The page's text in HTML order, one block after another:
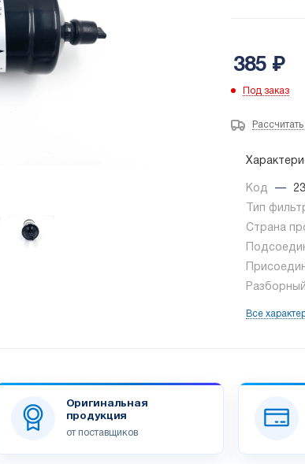
385 ₽
Под заказ
Код —
Тип
Страна
Разборный
Все
Оригинальная
продукция
от поставщиков